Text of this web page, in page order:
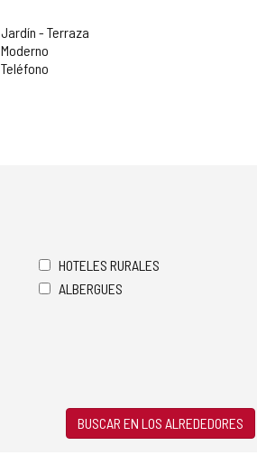
Jardín - Terraza
Moderno
Teléfono
HOTELES RURALES
ALBERGUES
BUSCAR EN LOS ALREDEDORES